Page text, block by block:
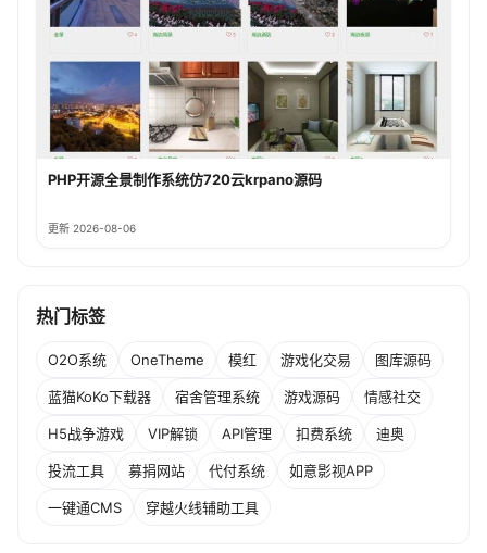
PHP开源全景制作系统仿720云krpano源码
更新 2026-08-06
热门标签
O2O系统 OneTheme 模红 游戏化交易 图库源码
蓝猫KoKo下载器 宿舍管理系统 游戏源码 情感社交
H5战争游戏 VIP解锁 API管理 扣费系统 迪奥
投流工具 募捐网站 代付系统 如意影视APP
一键通CMS 穿越火线辅助工具